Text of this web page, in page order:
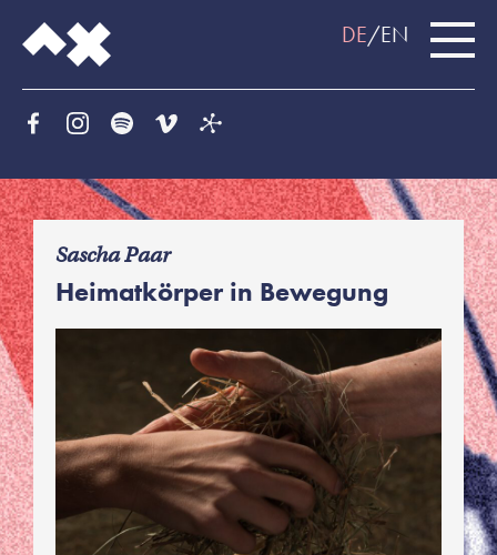
DE EN
f
Sascha Paar
Heimatkörper in Bewegung